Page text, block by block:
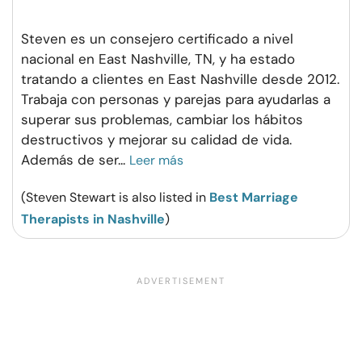
Steven es un consejero certificado a nivel
nacional en East Nashville, TN, y ha estado
tratando a clientes en East Nashville desde 2012.
Trabaja con personas y parejas para ayudarlas a
superar sus problemas, cambiar los hábitos
destructivos y mejorar su calidad de vida.
Además de ser... Leer más
(Steven Stewart is also listed in Best Marriage
Therapists in Nashville)